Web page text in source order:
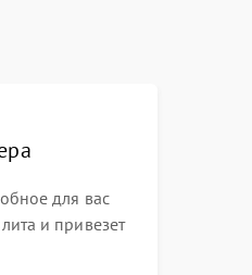
для вас
и привезет